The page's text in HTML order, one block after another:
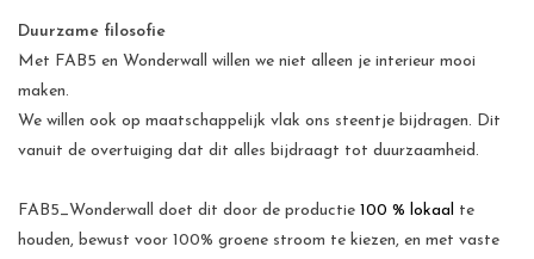
Duurzame filosofie
Met FAB5 en Wonderwall willen we niet alleen je interieur mooi
maken.
We willen ook op maatschappelijk vlak ons steentje bijdragen. Dit
vanuit de overtuiging dat dit alles bijdraagt tot duurzaamheid.
FAB5_Wonderwall doet dit door de productie 100 % lokaal te
houden, bewust voor 100% groene stroom te kiezen, en met vaste